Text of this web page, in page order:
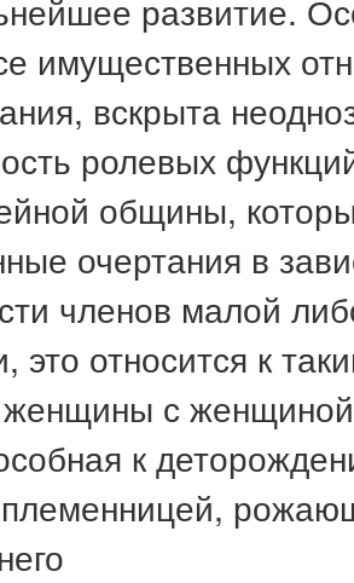
развитие.
имущественных
вскрыта
ролевых
общины,
очертания в
членов малой
это относится к
женщины с
к